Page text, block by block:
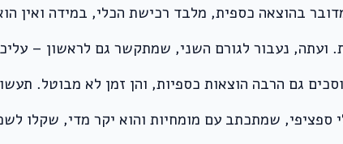
בהוצאה כספית, מלבד רכישת הכלי, במידה ואין
ועתה, נעבור לגורם השני, שמתקשר גם לראשון –
גם הרבה הוצאות כספיות, והן זמן לא מבוטל.
ספציפי, שמתכתב עם מומחיות והוא יקר מדי, שקלו